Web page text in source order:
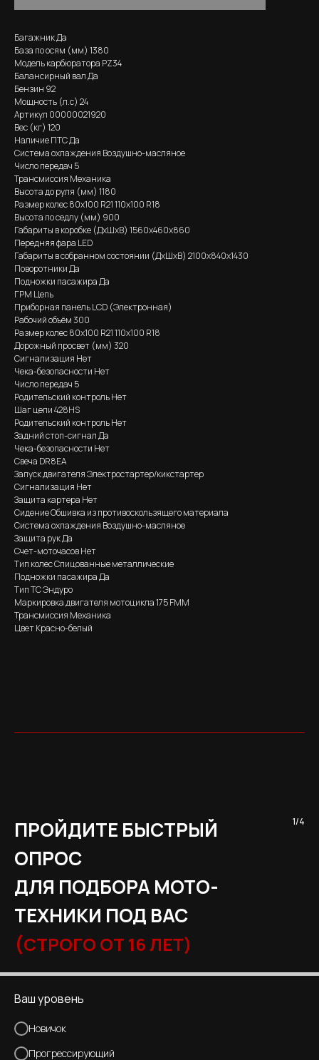
Багажник Да
База по осям (мм) 1380
Модель карбюратора PZ34
Балансирный вал Да
Бензин 92
Мощность (л.с) 24
Артикул 00000021920
Вес (кг) 120
Наличие ПТС Да
Система охлаждения Воздушно-масляное
Число передач 5
Трансмиссия Механика
Высота до руля (мм) 1180
Размер колес 80х100 R21 110х100 R18
Высота по седлу (мм) 900
Габариты в коробке (ДхШхВ) 1560x460x860
Передняя фара LED
Габариты в собранном состоянии (ДхШхВ) 2100x840x1430
Поворотники Да
Подножки пасажира Да
ГРМ Цепь
Приборная панель LCD (Электронная)
Рабочий объём 300
Размер колес 80х100 R21 110х100 R18
Дорожный просвет (мм) 320
Сигнализация Нет
Чека-безопасности Нет
Число передач 5
Родительский контроль Нет
Шаг цепи 428HS
Родительский контроль Нет
Задний стоп-сигнал Да
Чека-безопасности Нет
Свеча DR8EA
Запуск двигателя Электростартер/кикстартер
Сигнализация Нет
Защита картера Нет
Сидение Обшивка из противоскользящего материала
Система охлаждения Воздушно-масляное
Защита рук Да
Счет-моточасов Нет
Тип колес Спицованные металлические
Подножки пасажира Да
Тип ТС Эндуро
Маркировка двигателя мотоцикла 175 FMM
Трансмиссия Механика
Цвет Красно-белый
ПРОЙДИТЕ БЫСТРЫЙ
ОПРОС
ДЛЯ ПОДБОРА МОТО-
ТЕХНИКИ ПОД ВАС
(СТРОГО ОТ 16 ЛЕТ)
1/4
Ваш уровень
Новичок
Прогрессирующий